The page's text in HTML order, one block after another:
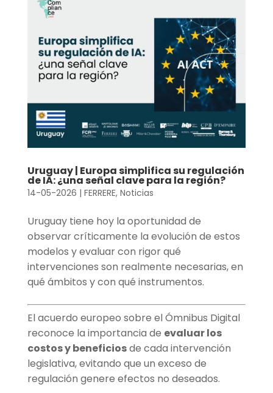
Uruguay | Europa simplifica su regulación
de IA: ¿una señal clave para la región?
14-05-2026 | FERRERE, Noticias
Uruguay tiene hoy la oportunidad de
observar críticamente la evolución de estos
modelos y evaluar con rigor qué
intervenciones son realmente necesarias, en
qué ámbitos y con qué instrumentos.
El acuerdo europeo sobre el Ómnibus Digital
reconoce la importancia de evaluar los
costos y beneficiosde cada intervención
legislativa, evitando que un exceso de
regulación genere efectos no deseados.